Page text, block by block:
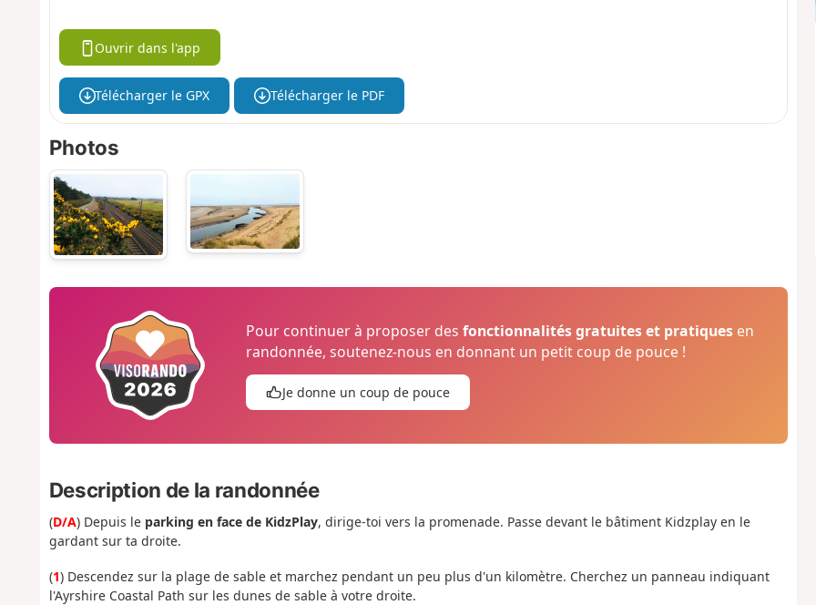
Ouvrir dans l'app
Télécharger le GPX Télécharger le PDF
Photos
Pour continuer à proposer desfonctionnalités gratuites et pratiques en
randonnée, soutenez-nous en donnant un petit coup de pouce !
Je donne un coup de pouce
Description de la randonnée
(D/A) Depuis le parking en face de KidzPlay, dirige-toi vers la promenade. Passe devant le bâtiment Kidzplay en le
gardant sur ta droite.
(1) Descendez sur la plage de sable et marchez pendant un peu plus d'un kilomètre. Cherchez un panneau indiquant
l'Ayrshire Coastal Path sur les dunes de sable à votre droite.